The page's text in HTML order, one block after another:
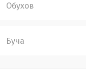
Обухов
Буча